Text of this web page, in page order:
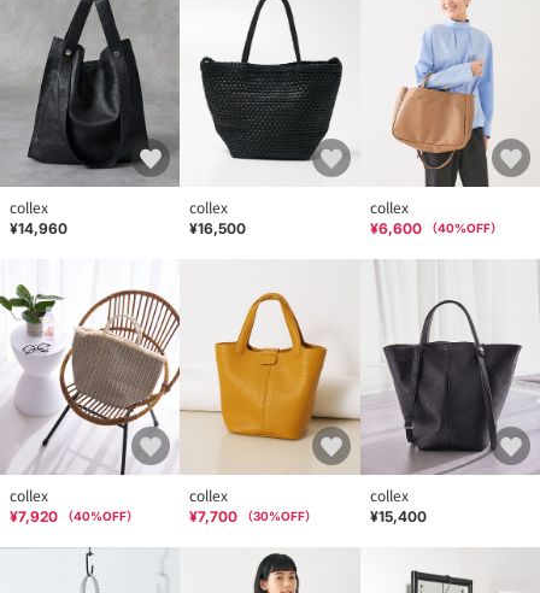
collex
¥14,960
collex
¥16,500
collex
¥6,600 （40%OFF）
collex
¥7,920 （40%OFF）
collex
¥7,700 （30%OFF）
collex
¥15,400